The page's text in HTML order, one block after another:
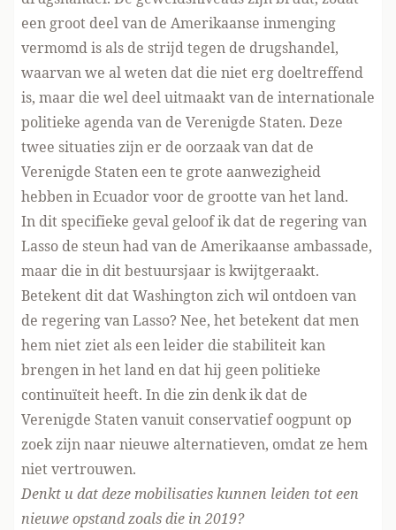
een groot deel van de Amerikaanse inmenging
vermomd is als de strijd tegen de drugshandel,
waarvan we al weten dat die niet erg doeltreffend
is, maar die wel deel uitmaakt van de internationale
politieke agenda van de Verenigde Staten. Deze
twee situaties zijn er de oorzaak van dat de
Verenigde Staten een te grote aanwezigheid
hebben in Ecuador voor de grootte van het land.
In dit specifieke geval geloof ik dat de regering van
Lasso de steun had van de Amerikaanse ambassade,
maar die in dit bestuursjaar is kwijtgeraakt.
Betekent dit dat Washington zich wil ontdoen van
de regering van Lasso? Nee, het betekent dat men
hem niet ziet als een leider die stabiliteit kan
brengen in het land en dat hij geen politieke
continuïteit heeft. In die zin denk ik dat de
Verenigde Staten vanuit conservatief oogpunt op
zoek zijn naar nieuwe alternatieven, omdat ze hem
niet vertrouwen.
Denkt u dat deze mobilisaties kunnen leiden tot een
nieuwe opstand zoals die in 2019?